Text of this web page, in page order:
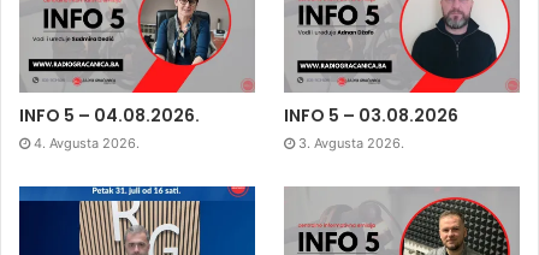
INFO 5 – 04.08.2026.
4. Avgusta 2026.
INFO 5 – 03.08.2026
3. Avgusta 2026.